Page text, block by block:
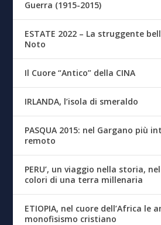
Guerra (1915-2015)
ESTATE 2022 – La struggente
Noto
Il Cuore “Antico” della CINA
IRLANDA, l’isola di smeraldo
PASQUA 2015: nel Gargano più
remoto
PERU’, un viaggio nella storia,
colori di una terra millenaria
ETIOPIA, nel cuore dell’Africa le
monofisismo cristiano